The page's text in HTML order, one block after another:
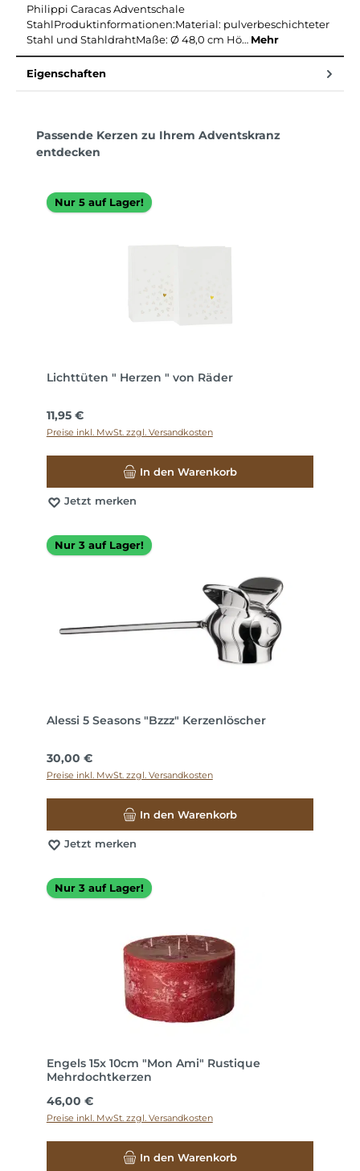
Philippi Caracas Adventschale
StahlProduktinformationen:Material: pulverbeschichteter
Stahl und StahldrahtMaße: Ø 48,0 cm Hö… Mehr
Eigenschaften
Produktgalerie überspringen
Passende Kerzen zu Ihrem Adventskranz
entdecken
Nur 5 auf Lager!
Lichttüten " Herzen " von Räder
Regulärer Preis:
11,95 €
Preise inkl. MwSt. zzgl. Versandkosten
In den Warenkorb
Jetzt merken
Nur 3 auf Lager!
Alessi 5 Seasons "Bzzz" Kerzenlöscher
Regulärer Preis:
30,00 €
Preise inkl. MwSt. zzgl. Versandkosten
In den Warenkorb
Jetzt merken
Nur 3 auf Lager!
Engels 15x 10cm "Mon Ami" Rustique
Mehrdochtkerzen
Regulärer Preis:
46,00 €
Preise inkl. MwSt. zzgl. Versandkosten
In den Warenkorb